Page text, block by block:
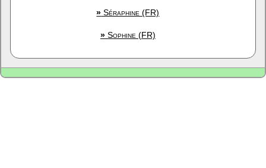
» Séraphine (FR)
»Sophine (FR)